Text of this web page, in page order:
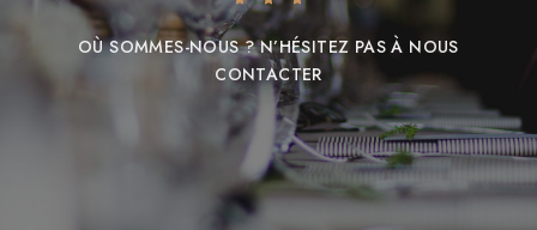
OÙ SOMMES-NOUS ? N’HÉSITEZ PAS À NOUS
CONTACTER